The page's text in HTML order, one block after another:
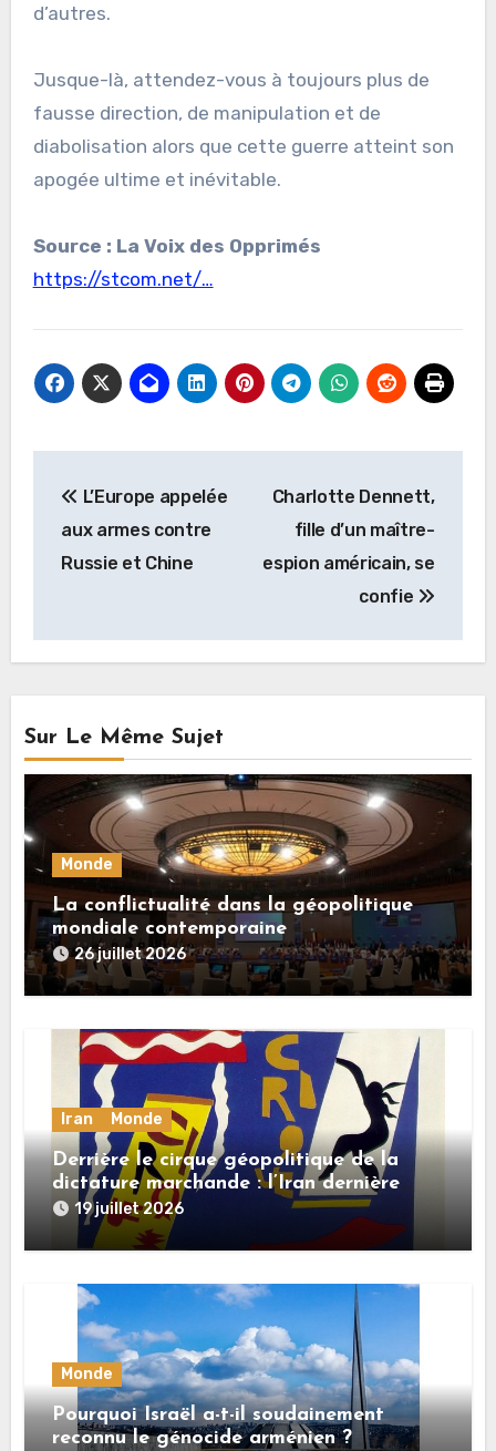
d’autres.
Jusque-là, attendez-vous à toujours plus de
fausse direction, de manipulation et de
diabolisation alors que cette guerre atteint son
apogée ultime et inévitable.
Source : La Voix des Opprimés
https://stcom.net/…
de
l’article
L’Europe appelée
aux armes contre
Russie et Chine
Charlotte Dennett,
fille d’un maître-
espion américain, se
confie
Sur Le Même Sujet
Monde
La conflictualité dans la géopolitique
mondiale contemporaine
26 juillet 2026
Iran Monde
Derrière le cirque géopolitique de la
dictature marchande : l’Iran dernière
dupe en date
19 juillet 2026
Monde
Pourquoi Israël a-t-il soudainement
reconnu le génocide arménien ?